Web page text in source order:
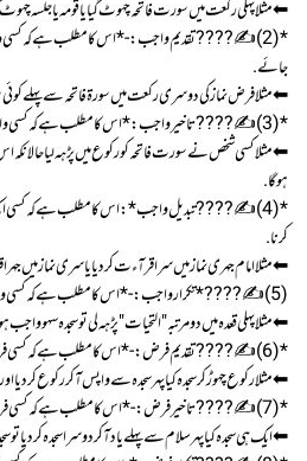
⬅مثلا پہلی رکعت میں سورت فاتحہ چهوٹ گیا یا قومہ یا جلسہ
*(2) ✍???? تقدیم واجب :-* اس کا مطلب هے کہ کسی
جائے.
⬅ مثلا فرض نماز کی دوسری رکعت میں سورة فاتحہ سے پہلے
*(3)✍???? تاخیر واجب :* اس کا مطلب هے کہ کسی واجب کو اس کی اصلی مقام کے بعد ادا کرنا.
⬅مثلا کسی شخص نے سورت فاتحہ کو رکوع میں پڑهہ لیا حالانکہ
هوگا.
*(4) ✍???? تبدیل واجب* : اس کا مطلب هے کہ
کرنا.
⬅مثلا امام جہری نماز میں سرا قرآءت کر دیا یا سری نماز میں
(5)✍???? *تکرار واجب:-* اس کا مطلب هے کہ کسی واجب کو ایک سے زیادہ مرتبہ ادا کرنا.
⬅مثلا پہلی قعدہ میں دو مرتبہ "التحیات" پڑهہ لی تو سجدہ سہو واجب
*(6) ✍???? تقدیم فرض :-* اس کا مطلب هے کہ کسی فرض کو اس کے اصلی مقام سے پہلے اداکرنا.
⬅ مثلا رکوع چهوڑ کر سجدہ کیا پهر سجدہ سے واپس آکر رکوع کردیا
*(7) ✍???? تاخیر فرض :-* اس کا مطلب هے کہ کسی فرض کو اس کے اصلی مقام سے موخر کرنا.
⬅ ایک ہی سجدہ کیا پهر سلام سے پہلے یاد آکر دوسرا سجدہ کر دیا